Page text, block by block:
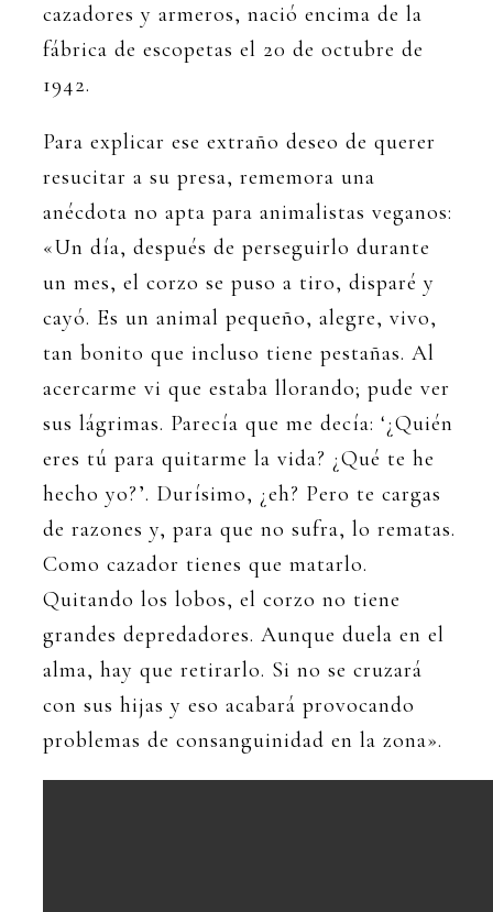
cazadores y armeros, nació encima de la
fábrica de escopetas el 20 de octubre de
1942.
Para explicar ese extraño deseo de querer
resucitar a su presa, rememora una
anécdota no apta para animalistas veganos:
«Un día, después de perseguirlo durante
un mes, el corzo se puso a tiro, disparé y
cayó. Es un animal pequeño, alegre, vivo,
tan bonito que incluso tiene pestañas. Al
acercarme vi que estaba llorando; pude ver
sus lágrimas. Parecía que me decía: ‘¿Quién
eres tú para quitarme la vida? ¿Qué te he
hecho yo?’. Durísimo, ¿eh? Pero te cargas
de razones y, para que no sufra, lo rematas.
Como cazador tienes que matarlo.
Quitando los lobos, el corzo no tiene
grandes depredadores. Aunque duela en el
alma, hay que retirarlo. Si no se cruzará
con sus hijas y eso acabará provocando
problemas de consanguinidad en la zona».